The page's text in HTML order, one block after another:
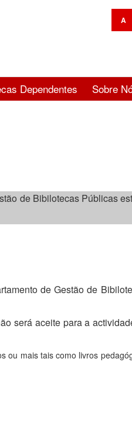
A
Dependentes Sobre
de Bibilotecas Públicas
de Gestão de
aceite para a
ou mais tais como livros